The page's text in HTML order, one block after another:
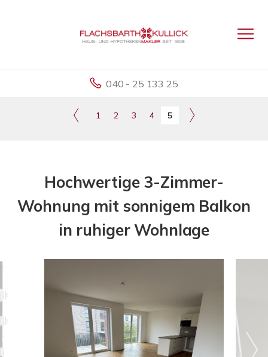
040 - 25 133 25
1 2 3 4 5
Hochwertige 3-Zimmer-
Wohnung mit sonnigem Balkon
in ruhiger Wohnlage